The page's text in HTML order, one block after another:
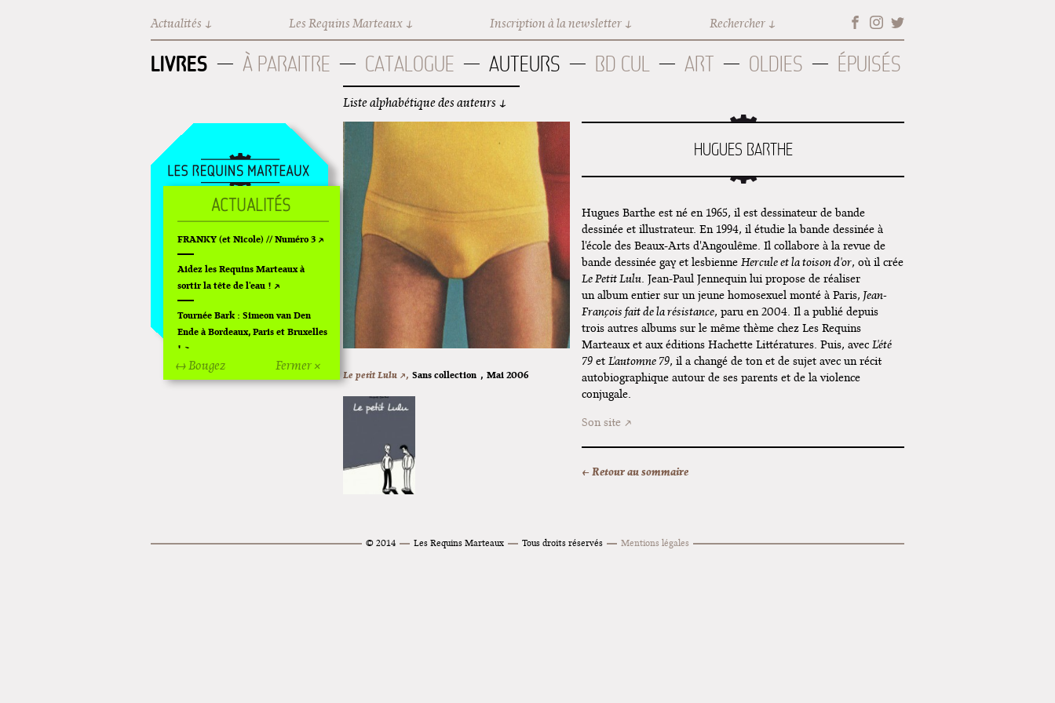
Actualités Les Requins Marteaux Inscription à la newsletter Rechercher
LIVRES À PARAITRE CATALOGUE AUTEURS BD CUL ART OLDIES ÉPUISÉS
Liste alphabétique des auteurs
LIVRES
GOODIES
FILMS
Le petit Lulu ↗, Sans collection , Mai 2006
HUGUES BARTHE
Hugues Barthe est né en 1965, il est dessinateur de bande
dessinée et illustrateur. En 1994, il étudie la bande dessinée à
l'école des Beaux-Arts d'Angoulême. Il collabore à la revue de
bande dessinée gay et lesbienneHercule et la toison d'or, où il crée
Le Petit Lulu. Jean-Paul Jennequin lui propose de réaliser
un album entier sur un jeune homosexuel monté à Paris, Jean-
François fait de la résistance, paru en 2004. Il a publié depuis
trois autres albums sur le même thème chez Les Requins
Marteaux et aux éditions Hachette Littératures. Puis, avecL'été
79 etL'automne 79, il a changé de ton et de sujet avec un récit
autobiographique autour de ses parents et de la violence
conjugale.
Son site
← Retour au sommaire
© 2014 Les Requins Marteaux Tous droits réservés Mentions légales
Fermer ×
↔ Bougez
FRANKY (et Nicole) // Numéro 3
Aidez les Requins Marteaux à
sortir la tête de l'eau !
Tournée Bark : Simeon van Den
Ende à Bordeaux, Paris et Bruxelles
!
Off Of Off d'Angoulême 2024
Home" à Colomiers